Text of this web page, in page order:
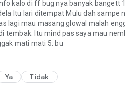
kalo di ff bug nya banyak bangett
Itu lari ditempat Mulu dah sampe
lagi mau masang glowal malah
tembak. Itu mind pas saya mau
mati mati 5: bu
Ya Tidak